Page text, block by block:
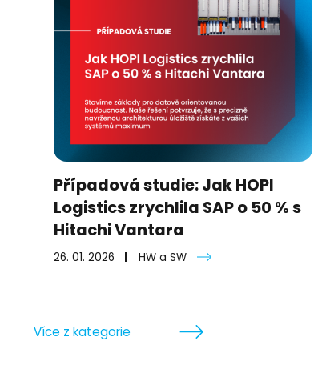
Případová studie: Jak HOPI
Logistics zrychlila SAP o 50 % s
Hitachi Vantara
26. 01. 2026 HW a SW
Více z kategorie